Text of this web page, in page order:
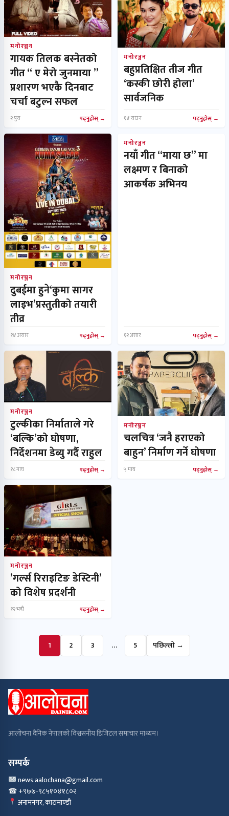
मनोरञ्जन
गायक तिलक बस्नेतको
गीत “ ए मेरो जुनमाया ”
प्रशारण भएकै दिनबाट
चर्चा बटुल्न सफल
२ पुस पढ्नुहोस्
मनोरञ्जन
बहुप्रतिक्षित तीज गीत
‘कस्की छोरी होला’
सार्वजनिक
१४ साउन पढ्नुहोस्
मनोरञ्जन
दुबईमा हुने‘कुमा सागर
लाइभ’प्रस्तुतीको तयारी
तीव्र
१४ असार पढ्नुहोस्
मनोरञ्जन
नयाँ गीत “माया छ” मा
लक्ष्मण र बिनाको
आकर्षक अभिनय
१२ असार पढ्नुहोस्
मनोरञ्जन
टुल्कीका निर्माताले गरे
‘बल्कि’को घोषणा,
निर्देशनमा डेब्यु गर्दै राहुल
१८ माघ पढ्नुहोस्
मनोरञ्जन
चलचित्र ‘जनै हराएको
बाहुन’ निर्माण गर्ने घोषणा
५ माघ पढ्नुहोस्
मनोरञ्जन
’गर्ल्स रिराइटिङ डेस्टिनी’
को विशेष प्रदर्शनी
१२ भदौ पढ्नुहोस्
1 2 3 … 5 पछिल्लो →
आलोचना दैनिक नेपालको विश्वसनीय डिजिटल समाचार माध्यम।
सम्पर्क
news.aalochana@gmail.com
☎ +९७७-९८५१०४१८०२
अनामनगर, काठमाण्डौ